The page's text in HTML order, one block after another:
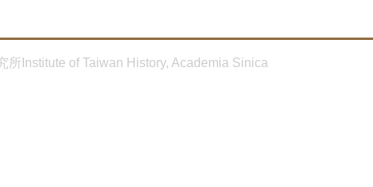
Institute of Taiwan History, Academia Sinica